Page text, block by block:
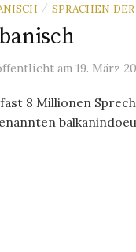
/ SPRACHEN
am 19. März
8 Millionen